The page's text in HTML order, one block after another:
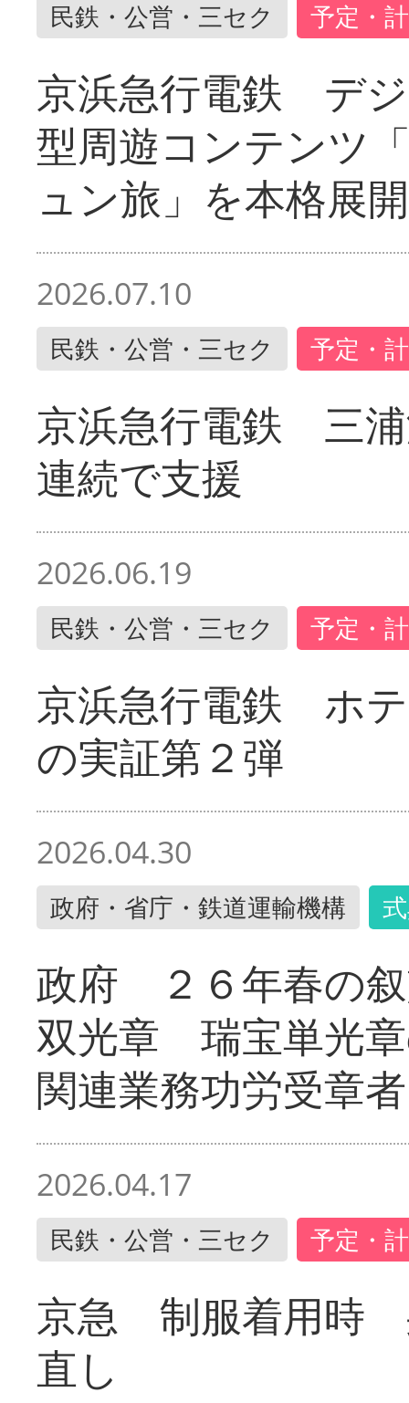
民鉄・公営・三セク 予定・
京浜急行電鉄 デ
型周遊コンテンツ
ュン旅」を本格展開
2026.07.10
民鉄・公営・三セク 予定・
京浜急行電鉄 三
連続で支援
2026.06.19
民鉄・公営・三セク 予定・
京浜急行電鉄 ホ
の実証第２弾
2026.04.30
政府・省庁・鉄道運輸機構
政府 ２６年春の
双光章 瑞宝単光
関連業務功労受章者
2026.04.17
民鉄・公営・三セク 予定・
京急 制服着用時
直し